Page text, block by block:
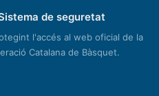
de seguretat
l'accés al web oficial de la
Catalana de Bàsquet.